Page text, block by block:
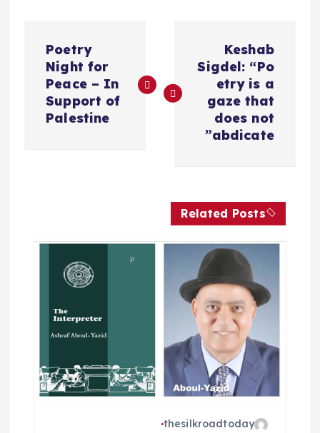
ص
م
Keshab
Sigdel: “Po
etry is a
gaze that
does not
abdicate”
Poetry
Night for
Peace – In
Support of
Palestine
Related Posts
thesilkroadtoday